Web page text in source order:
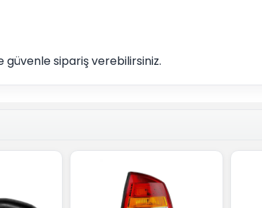
güvenle sipariş verebilirsiniz.